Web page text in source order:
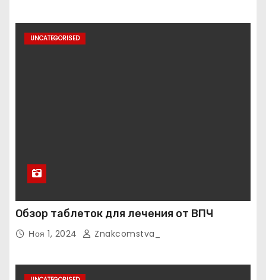
UNCATEGORISED
Обзор таблеток для лечения от ВПЧ
Ноя 1, 2024 Znakcomstva_